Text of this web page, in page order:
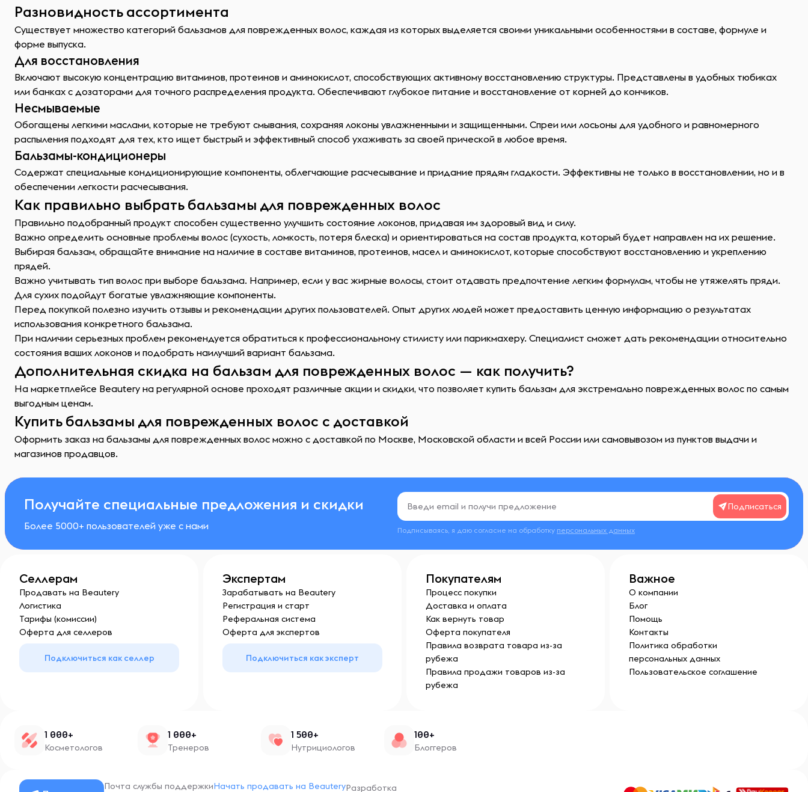
Разновидность ассортимента
Существует множество категорий бальзамов для поврежденных волос, каждая из которых выделяется своими уникальными особенностями в составе, формуле и
форме выпуска.
Для восстановления
Включают высокую концентрацию витаминов, протеинов и аминокислот, способствующих активному восстановлению структуры. Представлены в удобных тюбиках
или банках с дозаторами для точного распределения продукта. Обеспечивают глубокое питание и восстановление от корней до кончиков.
Несмываемые
Обогащены легкими маслами, которые не требуют смывания, сохраняя локоны увлажненными и защищенными. Спреи или лосьоны для удобного и равномерного
распыления подходят для тех, кто ищет быстрый и эффективный способ ухаживать за своей прической в любое время.
Бальзамы-кондиционеры
Содержат специальные кондиционирующие компоненты, облегчающие расчесывание и придание прядям гладкости. Эффективны не только в восстановлении, но и в
обеспечении легкости расчесывания.
Как правильно выбрать бальзамы для поврежденных волос
Правильно подобранный продукт способен существенно улучшить состояние локонов, придавая им здоровый вид и силу.
Важно определить основные проблемы волос (сухость, ломкость, потеря блеска) и ориентироваться на состав продукта, который будет направлен на их решение.
Выбирая бальзам, обращайте внимание на наличие в составе витаминов, протеинов, масел и аминокислот, которые способствуют восстановлению и укреплению
прядей.
Важно учитывать тип волос при выборе бальзама. Например, если у вас жирные волосы, стоит отдавать предпочтение легким формулам, чтобы не утяжелять пряди.
Для сухих подойдут богатые увлажняющие компоненты.
Перед покупкой полезно изучить отзывы и рекомендации других пользователей. Опыт других людей может предоставить ценную информацию о результатах
использования конкретного бальзама.
При наличии серьезных проблем рекомендуется обратиться к профессиональному стилисту или парикмахеру. Специалист сможет дать рекомендации относительно
состояния ваших локонов и подобрать наилучший вариант бальзама.
Дополнительная скидка на бальзам для поврежденных волос — как получить?
На маркетплейсе Beautery на регулярной основе проходят различные акции и скидки, что позволяет купить бальзам для экстремально поврежденных волос по самым
выгодным ценам.
Купить бальзамы для поврежденных волос с доставкой
Оформить заказ на бальзамы для поврежденных волос можно с доставкой по Москве, Московской области и всей России или самовывозом из пунктов выдачи и
магазинов продавцов.
Получайте специальные предложения и скидки
Более 5000+ пользователей уже с нами
Подписаться
Подписываясь, я даю согласие на обработку персональных данных
Селлерам
Продавать на Beautery
Логистика
Тарифы (комиссии)
Оферта для селлеров
Подключиться как селлер
Экспертам
Зарабатывать на Beautery
Регистрация и старт
Реферальная система
Оферта для экспертов
Подключиться как эксперт
Покупателям
Процесс покупки
Доставка и оплата
Как вернуть товар
Оферта покупателя
Правила возврата товара из-за
рубежа
Правила продажи товаров из-за
рубежа
Важное
О компании
Блог
Помощь
Контакты
Политика обработки
персональных данных
Пользовательское соглашение
1 000+
Косметологов
1 000+
Тренеров
1 500+
Нутрициологов
100+
Блоггеров
Почта службы поддержкиНачать продавать на BeauteryРазработка